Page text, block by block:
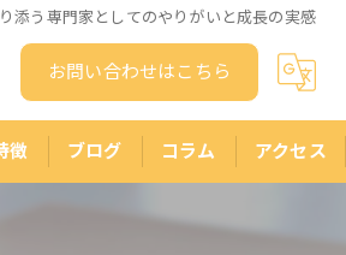
添う専門家としてのやりがいと成長の実感
お問い合わせはこちら
徴 ブログ コラム アクセス